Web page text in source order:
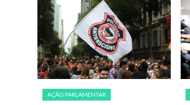
AÇÃO PARLAMENTAR